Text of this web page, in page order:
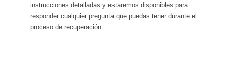
instrucciones detalladas y estaremos disponibles para
responder cualquier pregunta que puedas tener durante el
proceso de recuperación.